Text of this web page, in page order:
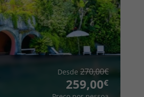
Desde 270,00
259,00